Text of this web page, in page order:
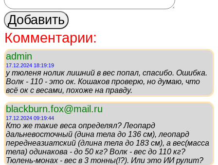
Комментарии:
admin
17.12.2024 18:19:19
у тюленя нолик лишний в вес попал, спасибо. Ошибка.
Волк - 110 - это ок. Кошаков проверю, но думаю, что
всё ок с весами, похоже на правду.
blackburn.fox@mail.ru
17.12.2024 09:19:44
Кто же такие веса определял? Леопард
дальневосточный (дина тела до 136 см), леопард
переднеазиатский (длина тела до 183 см), а вес(масса
тела) одинакова - до 50 кг? Волк - вес до 110 кг?
Тюлень-монах - вес в 3 тонны(!?). Или это ИИ рулит?